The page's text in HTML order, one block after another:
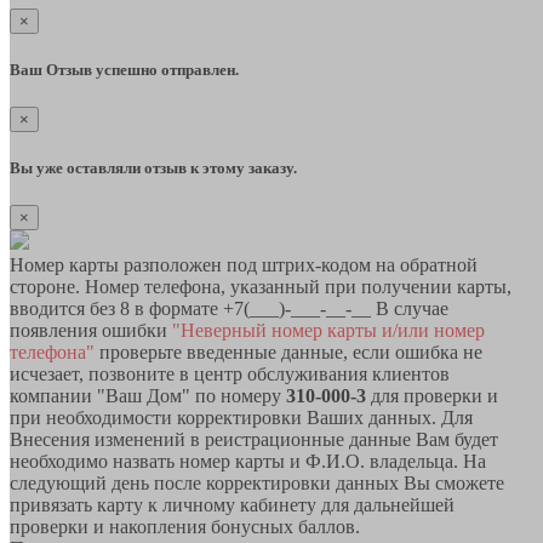
×
Ваш Отзыв успешно отправлен.
×
Вы уже оставляли отзыв к этому заказу.
×
Номер карты разположен под штрих-кодом на обратной
стороне. Номер телефона, указанный при получении карты,
вводится без 8 в формате +7(___)-___-__-__ В случае
появления ошибки "Неверный номер карты и/или номер
телефона" проверьте введенные данные, если ошибка не
исчезает, позвоните в центр обслуживания клиентов
компании "Ваш Дом" по номеру 310-000-3 для проверки и
при необходимости корректировки Ваших данных. Для
Внесения изменений в реистрационные данные Вам будет
необходимо назвать номер карты и Ф.И.О. владельца. На
следующий день после корректировки данных Вы сможете
привязать карту к личному кабинету для дальнейшей
проверки и накопления бонусных баллов.